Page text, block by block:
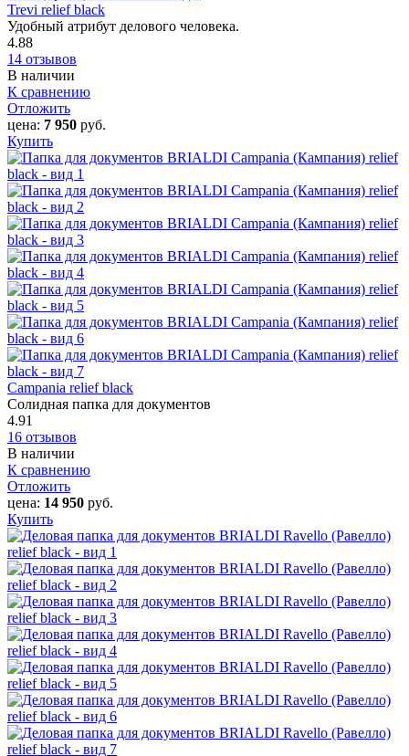
Trevi relief black
Удобный атрибут делового человека.
4.88
14 отзывов
В наличии
К сравнению
Отложить
цена: 7 950 руб.
Купить
Campania relief black
Солидная папка для документов
4.91
16 отзывов
В наличии
К сравнению
Отложить
цена: 14 950 руб.
Купить